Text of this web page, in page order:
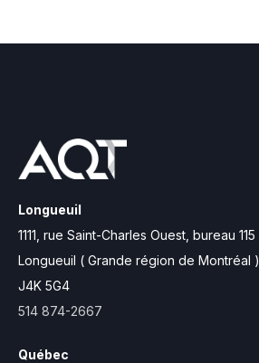
Longueuil
1111, rue Saint-Charles Ouest, bureau 115
Longueuil ( Grande région de Montréal )
J4K 5G4
514 874-2667
Québec